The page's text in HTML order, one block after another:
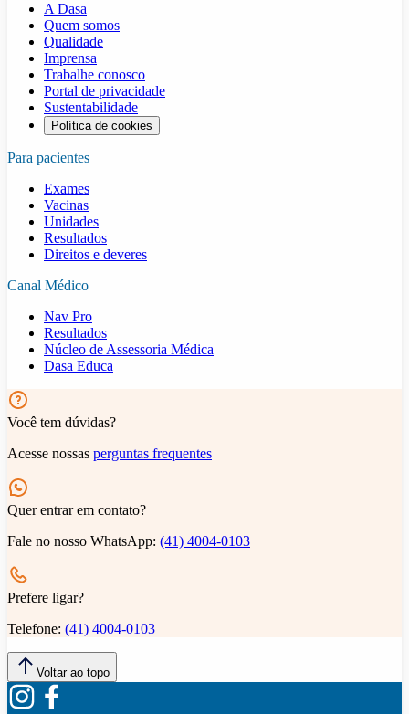
A Dasa
Quem somos
Qualidade
Imprensa
Trabalhe conosco
Portal de privacidade
Sustentabilidade
Política de cookies
Para pacientes
Exames
Vacinas
Unidades
Resultados
Direitos e deveres
Canal Médico
Nav Pro
Resultados
Núcleo de Assessoria Médica
Dasa Educa
Você tem dúvidas?
Acesse nossas perguntas frequentes
Quer entrar em contato?
Fale no nosso WhatsApp: (41) 4004-0103
Prefere ligar?
Telefone: (41) 4004-0103
Voltar ao topo